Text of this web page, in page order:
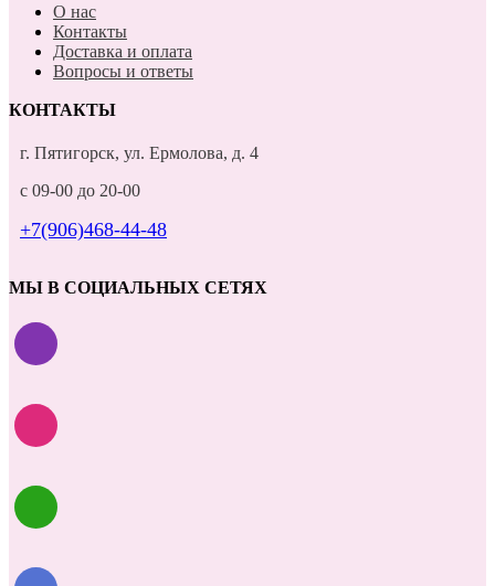
О нас
Контакты
Доставка и оплата
Вопросы и ответы
КОНТАКТЫ
г. Пятигорск, ул. Ермолова, д. 4
с 09-00 до 20-00
+7(906)468-44-48
МЫ В СОЦИАЛЬНЫХ СЕТЯХ